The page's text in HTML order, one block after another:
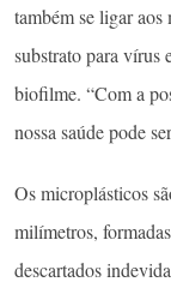
também se ligar
substrato para vírus
biofilme. “Com a
nossa saúde pode
Os microplásticos
milímetros,
descartados